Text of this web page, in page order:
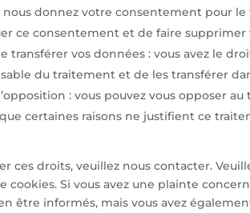
nous donnez votre consentement pour
ce consentement et de faire supprimer
transférer vos données : vous avez le
du traitement et de les transférer
: vous pouvez vous opposer
certaines raisons ne justifient ce
ces droits, veuillez nous contacter.
cookies. Si vous avez une plainte
être informés, mais vous avez